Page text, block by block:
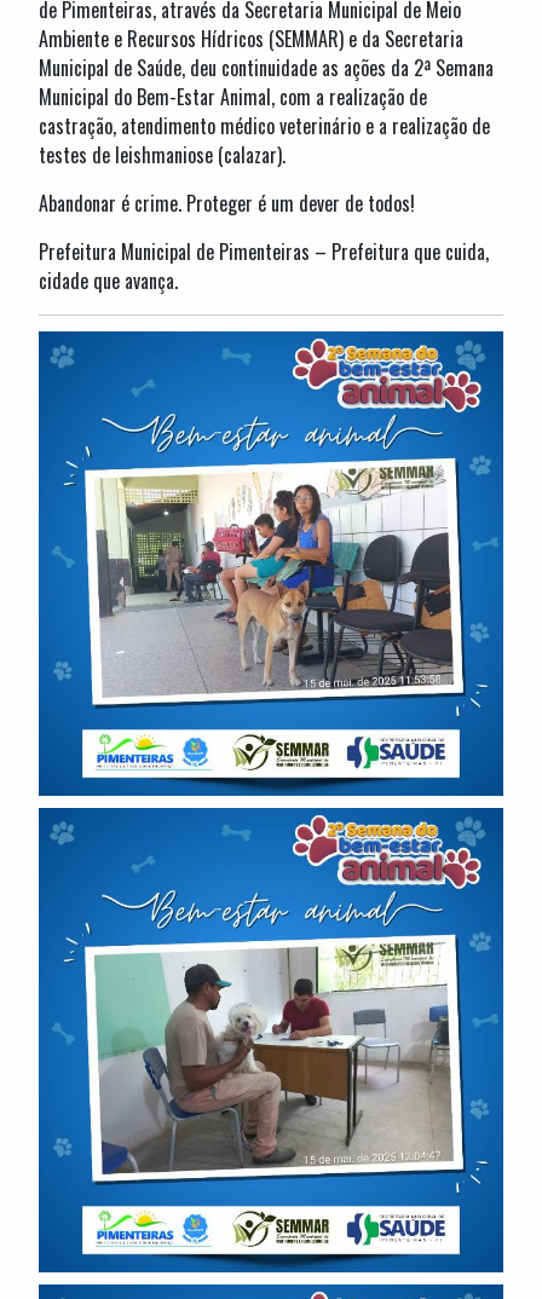
de Pimenteiras, através da Secretaria Municipal de Meio
Ambiente e Recursos Hídricos (SEMMAR) e da Secretaria
Municipal de Saúde, deu continuidade as ações da 2ª Semana
Municipal do Bem-Estar Animal, com a realização de
castração, atendimento médico veterinário e a realização de
testes de leishmaniose (calazar).
Abandonar é crime. Proteger é um dever de todos!
Prefeitura Municipal de Pimenteiras – Prefeitura que cuida,
cidade que avança.